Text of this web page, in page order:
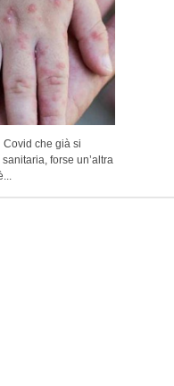
Covid che già si
forse un’altra